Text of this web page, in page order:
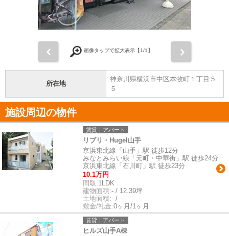
画像タップで拡大表示【1/1】
所在地
神奈川県横浜市中区本牧町１丁目５
５
施設周辺の物件
賃貸｜アパート
リブリ・Hugel山手
京浜東北線「山手」駅 徒歩12分
みなとみらい線「元町・中華街」駅 徒歩24分
京浜東北線「石川町」駅 徒歩23分
10.1万円
間取:1LDK
建物面積:- / 12.39坪
土地面積:- / -
敷金/礼金:0ヶ月/1ヶ月
賃貸｜アパート
ヒルズ山手A棟